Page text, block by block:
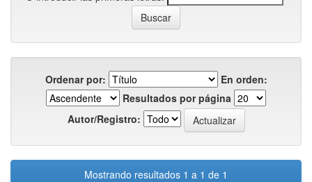
Ordenar por:
En orden:
Resultados por página
Autor/Registro:
Mostrando resultados 1 a 1 de 1